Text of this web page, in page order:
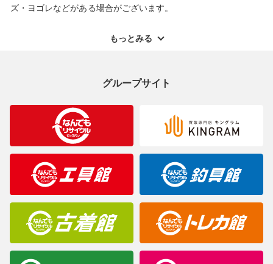
ズ・ヨゴレなどがある場合がございます。
ご理解くださいますようお願い申し上げます。
合がございますのでご了承ください。
※表記したカラー名は、当社が判断した名称を掲載しています。
製造元が定めたカラー名と異なることもあります。色調などご不
明なことがありましたらご購入前にお問い合わせください。
商品について
もっとみる
グループサイト